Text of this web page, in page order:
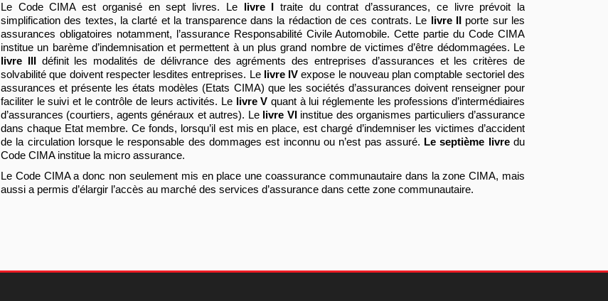
Le Code CIMA est organisé en sept livres. Lelivre I traite du contrat d’assurances, ce livre prévoit la
simplification des textes, la clarté et la transparence dans la rédaction de ces contrats. Le livre IIporte sur les
assurances obligatoires notamment, l’assurance Responsabilité Civile Automobile. Cette partie du Code CIMA
institue un barème d’indemnisation et permettent à un plus grand nombre de victimes d’être dédommagées. Le
livre IIIdéfinit les modalités de délivrance des agréments des entreprises d’assurances et les critères de
solvabilité que doivent respecter lesdites entreprises. Le livre IV expose le nouveau plan comptable sectoriel des
assurances et présente les états modèles (Etats CIMA) que les sociétés d’assurances doivent renseigner pour
faciliter le suivi et le contrôle de leurs activités. Le livre V quant à lui réglemente les professions d’intermédiaires
d’assurances (courtiers, agents généraux et autres). Le livre VIinstitue des organismes particuliers d’assurance
dans chaque Etat membre. Ce fonds, lorsqu’il est mis en place, est chargé d’indemniser les victimes d’accident
de la circulation lorsque le responsable des dommages est inconnu ou n’est pas assuré. Le septième livredu
Code CIMA institue la micro assurance.
Le Code CIMA a donc non seulement mis en place une coassurance communautaire dans la zone CIMA, mais
aussi a permis d’élargir l’accès au marché des services d’assurance dans cette zone communautaire.